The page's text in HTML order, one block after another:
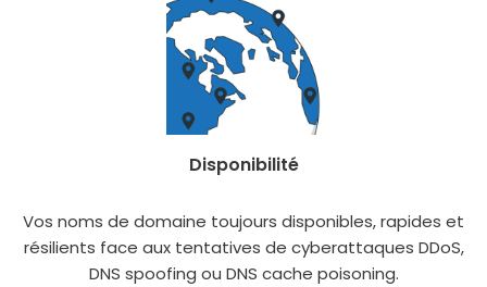
Disponibilité
Vos noms de domaine tou­jours dis­po­nibles, rapides et
rési­lients face aux ten­ta­tives de cybe­rat­taques DDoS,
DNS spoo­fing ou DNS cache poi­so­ning.